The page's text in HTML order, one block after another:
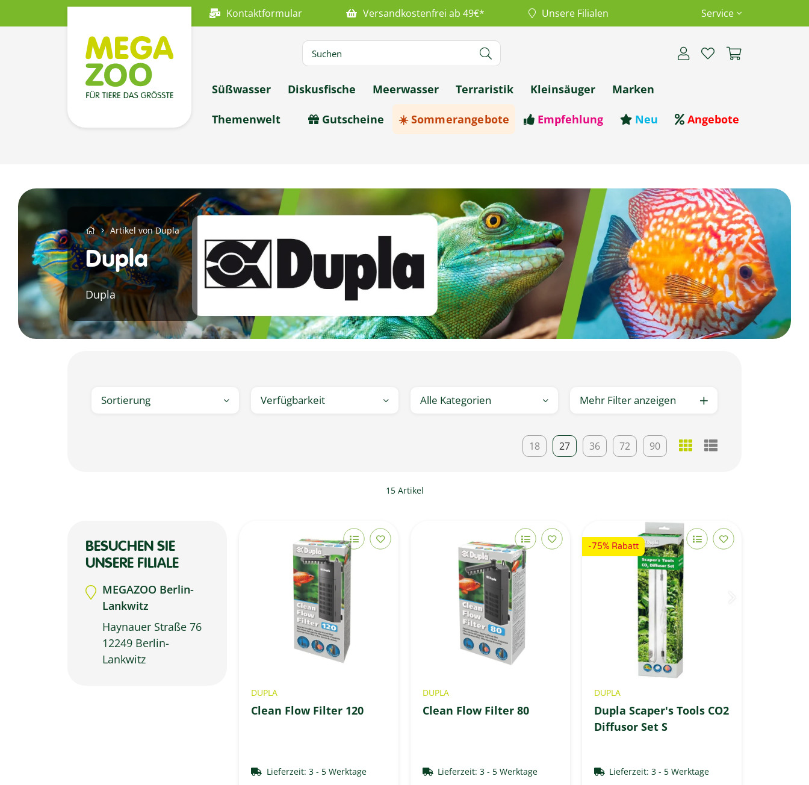
Kontaktformular Versandkostenfrei ab 49€* Unsere Filialen Service
Süßwasser Diskusfische Meerwasser Terraristik Kleinsäuger Marken
Themenwelt Gutscheine ☀️ Sommerangebote Empfehlung Neu Angebote
Artikel von Dupla
Dupla
Dupla
Sortierung Verfügbarkeit Alle Kategorien Mehr Filter anzeigen
18 27 36 72 90
15 Artikel
BESUCHEN SIE
UNSERE FILIALE
MEGAZOO Berlin-
Lankwitz
Haynauer Straße 76
12249 Berlin-
Lankwitz
DUPLA
Clean Flow Filter 120
Lieferzeit: 3 - 5 Werktage
DUPLA
Clean Flow Filter 80
Lieferzeit:3 - 5 Werktage
-75% Rabatt
DUPLA
Dupla Scaper's Tools CO2
Diffusor Set S
Lieferzeit:3 - 5 Werktage